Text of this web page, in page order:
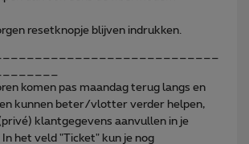
resetknopje blijven indrukken.
komen pas maandag terug langs en
kunnen beter/vlotter verder helpen,
klantgegevens aanvullen in je
. In het veld "Ticket" kun je nog